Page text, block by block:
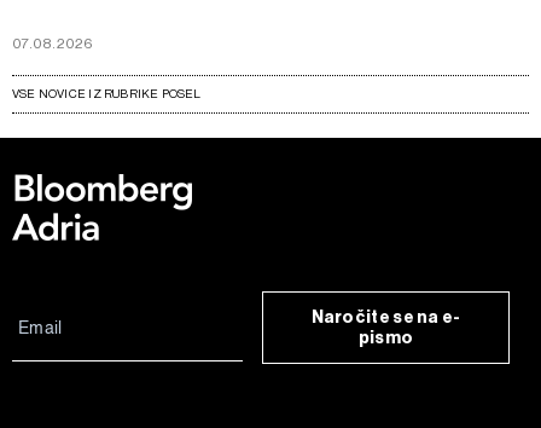
07.08.2026
VSE NOVICE IZ RUBRIKE POSEL
Naročite se na e-
pismo